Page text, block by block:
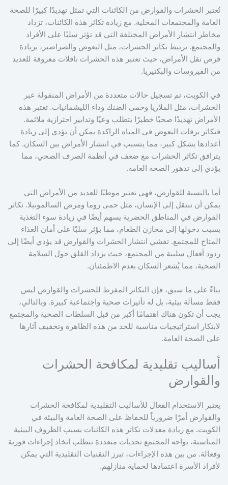
تُعتبر الحشرات والقوارض من الكائنات التي تمثل تهديدًا كبيرًا للصحة
العامة والمجتمعات المحلية. مع زيادة تكاثر هذه الكائنات، تزداد
مخاطر انتشار الأمراض المختلفة التي قد تؤثر سلبًا على الأفراد
والمجتمع. يرتبط تكاثر الحشرات، مثل البعوض والصراصير، بزيادة
فرص نقل الأمراض، حيث تعتبر هذه الحشرات ناقلات معروفة للعديد
من الفيروسات والبكتيريا.
في الكويت، تم تسجيل حالات متعددة من الأمراض المنقولة عبر
الحشرات، مثل الملاريا وحمى الضنك وداء الليشمانيات. تعتبر هذه
الأمراض تهديدًا صحيًا خطيرًا يتطلب وعيًا وتدابير احترازية ملائمة.
فتكاثر يرقات البعوض في المياه الراكدة يمكن أن يؤدي إلى زيادة
أعدادها بشكل كبير، مما يتسبب في انتشار الأمراض بين السكان. كما
يترافق تكاثر الحشرات مع ضعف في أنظمة الصرف الصحي، مما
يؤدي إلى تدهور الصحة العامة.
أما بالنسبة للقوارض، فهي تعتبر موطنًا للعديد من الأمراض التي
يمكن أن تنتقل إلى الإنسان، مثل حمى روما ومرض السالمونيلا. تكاثر
القوارض في المناطق الحضرية يسهم أيضًا في زيادة سوء التغذية
بسبب دخولها إلى مخازن الطعام، مما يؤثر سلبًا على أمان الغذاء
المتاح للمجتمع. تفشي انتشار الحشرات والقوارض قد يؤدي أيضًا إلى
ردود أفعال سلبية من المجتمع، حيث يزداد القلق حول السلامة
الصحية، مما يُشعر السكان بعدم الاطمئنان.
بناءً على ما سبق، فإن التكاثر المفرط للحشرات والقوارض ليس
فقط مسألة بيئية، بل له تأثيرات صحية واجتماعية كبيرة. وبالتالي،
يجب أن تكون هناك اهتمامًا أكبر من قبل السلطات الصحية والمجتمع
لابتكار استراتيجيات مناسبة للحد من هذه الظاهرة وتخفيف آثارها
على الصحة العامة.
أساليب تقليدية لمكافحة الحشرات
والقوارض
يعتبر الاستخدام الفعال للأساليب التقليدية لمكافحة الحشرات
والقوارض أمرًا ضرورياً للحفاظ على الصحة العامة والبيئة في
الكويت. مع زيادة معدلات تكاثر هذه الكائنات بسبب الظروف البيئية
المناسبة، يواجه المجتمع تحديات متعددة تتطلب اتخاذ إجراءات فورية
وفعالة. من بين هذه الإجراءات، تبرز التقنيات التقليدية التي يمكن
لأفراد الأسرة اعتمادها لحماية منازلهم.